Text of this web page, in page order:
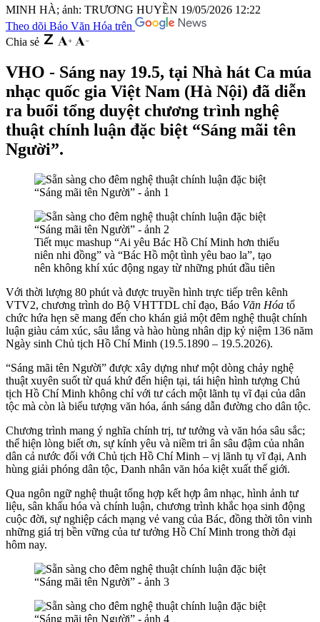
MINH HÀ; ảnh: TRƯƠNG HUYỀN 19/05/2026 12:22
Theo dõi Báo Văn Hóa trên
Chia sẻ
VHO - Sáng nay 19.5, tại Nhà hát Ca múa
nhạc quốc gia Việt Nam (Hà Nội) đã diễn
ra buổi tổng duyệt chương trình nghệ
thuật chính luận đặc biệt “Sáng mãi tên
Người”.
Tiết mục mashup “Ai yêu Bác Hồ Chí Minh hơn thiếu
niên nhi đồng” và “Bác Hồ một tình yêu bao la”, tạo
nên không khí xúc động ngay từ những phút đầu tiên
Với thời lượng 80 phút và được truyền hình trực tiếp trên kênh
VTV2, chương trình do Bộ VHTTDL chỉ đạo, Báo Văn Hóa tổ
chức hứa hẹn sẽ mang đến cho khán giả một đêm nghệ thuật chính
luận giàu cảm xúc, sâu lắng và hào hùng nhân dịp kỷ niệm 136 năm
Ngày sinh Chủ tịch Hồ Chí Minh (19.5.1890 – 19.5.2026).
“Sáng mãi tên Người” được xây dựng như một dòng chảy nghệ
thuật xuyên suốt từ quá khứ đến hiện tại, tái hiện hình tượng Chủ
tịch Hồ Chí Minh không chỉ với tư cách một lãnh tụ vĩ đại của dân
tộc mà còn là biểu tượng văn hóa, ánh sáng dẫn đường cho dân tộc.
Chương trình mang ý nghĩa chính trị, tư tưởng và văn hóa sâu sắc;
thể hiện lòng biết ơn, sự kính yêu và niềm tri ân sâu đậm của nhân
dân cả nước đối với Chủ tịch Hồ Chí Minh – vị lãnh tụ vĩ đại, Anh
hùng giải phóng dân tộc, Danh nhân văn hóa kiệt xuất thế giới.
Qua ngôn ngữ nghệ thuật tổng hợp kết hợp âm nhạc, hình ảnh tư
liệu, sân khấu hóa và chính luận, chương trình khắc họa sinh động
cuộc đời, sự nghiệp cách mạng vẻ vang của Bác, đồng thời tôn vinh
những giá trị bền vững của tư tưởng Hồ Chí Minh trong thời đại
hôm nay.